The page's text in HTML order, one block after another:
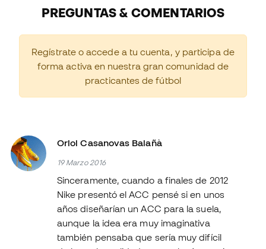
PREGUNTAS & COMENTARIOS
Regístrate o accede a tu cuenta, y participa de
forma activa en nuestra gran comunidad de
practicantes de fútbol
Oriol Casanovas Balañà
19 Marzo 2016
Sinceramente, cuando a finales de 2012
Nike presentó el ACC pensé si en unos
años diseñarían un ACC para la suela,
aunque la idea era muy imaginativa
también pensaba que sería muy difícil